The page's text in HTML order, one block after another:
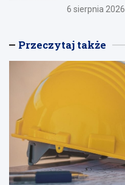
6 sierpnia 2026
Przeczytaj także